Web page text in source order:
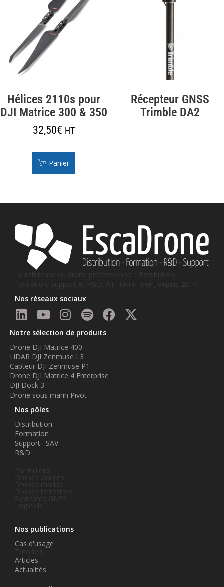
Hélices 2110s pour
DJI Matrice 300 & 350
32,50€ HT
Panier
Récepteur GNSS
Trimble DA2
La référence du drone professionnel : distribution,
formation, support et R&D. Air · terre · mer, depuis 2014.
Nos réseaux sociaux
Notre sélection de produits
Drone DJI Matrice 400
LiDAR DJI Zenmuse L3
Capteur DJI Zenmuse P1
Drone DJI Matrice 4 Enterprise
DJI Dock 3
Drone sous marin Pivot
Nos pôles
Distribution
Formation
Support · SAV
R&D
Drones aériens
Drones marins
Drones terrestres
Systèmes GNSS
Logiciels
Nos publications
Cas d'usage
Tutoriels
Articles
Actualités